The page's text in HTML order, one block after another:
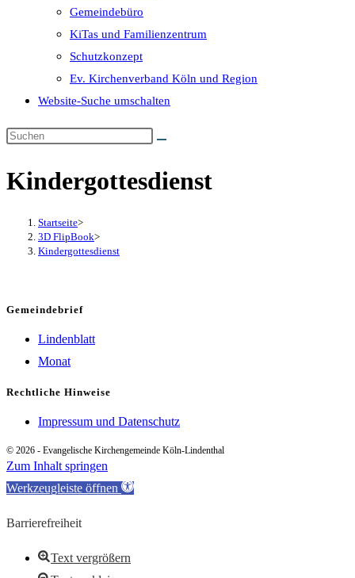
Gemeindebüro
KiTas und Familienzentrum
Schutzkonzept
Ev. Kirchenverband Köln und Region
Website-Suche umschalten
Kindergottesdienst
Startseite>
3D FlipBook>
Kindergottesdienst
Gemeindebrief
Lindenblatt
Monat
Rechtliche Hinweise
Impressum und Datenschutz
© 2026 - Evangelische Kirchengemeinde Köln-Lindenthal
Zum Inhalt springen
Werkzeugleiste öffnen
Barrierefreiheit
Text vergrößern